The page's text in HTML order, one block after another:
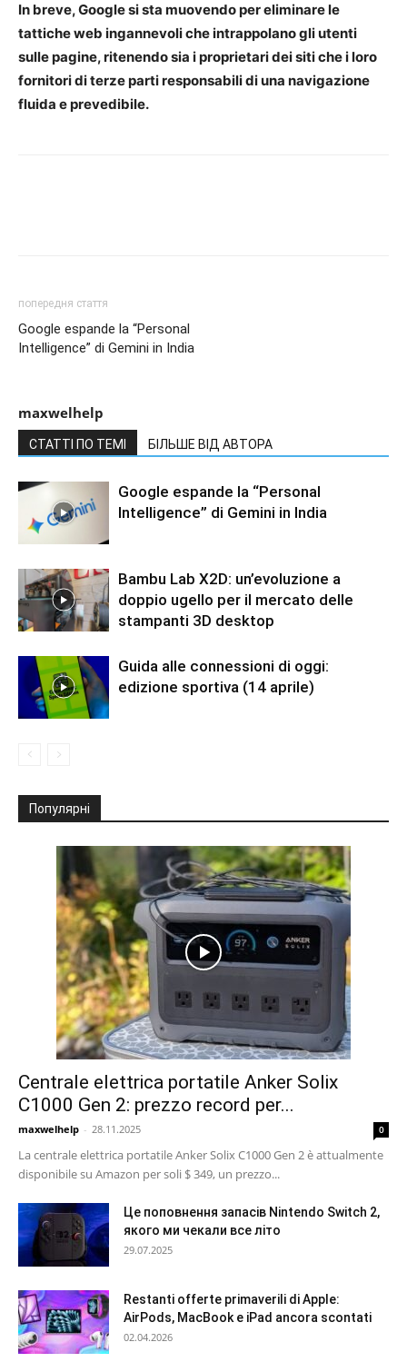
In breve, Google si sta muovendo per eliminare le
tattiche web ingannevoli che intrappolano gli utenti
sulle pagine, ritenendo sia i proprietari dei siti che i loro
fornitori di terze parti responsabili di una navigazione
fluida e prevedibile.
попередня стаття
Google espande la “Personal
Intelligence” di Gemini in India
maxwelhelp
СТАТТІ ПО ТЕМІ БІЛЬШЕ ВІД АВТОРА
Google espande la “Personal
Intelligence” di Gemini in India
Bambu Lab X2D: un’evoluzione a
doppio ugello per il mercato delle
stampanti 3D desktop
Guida alle connessioni di oggi:
edizione sportiva (14 aprile)
Популярні
Centrale elettrica portatile Anker Solix
C1000 Gen 2: prezzo record per...
maxwelhelp - 28.11.2025 0
La centrale elettrica portatile Anker Solix C1000 Gen 2 è attualmente
disponibile su Amazon per soli $ 349, un prezzo...
Це поповнення запасів Nintendo Switch 2,
якого ми чекали все літо
29.07.2025
Restanti offerte primaverili di Apple:
AirPods, MacBook e iPad ancora scontati
02.04.2026